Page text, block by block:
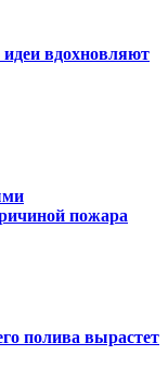
идеи вдохновляют
пожара
полива вырастет